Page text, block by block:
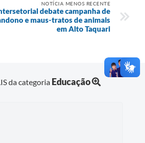
NOTÍCIA MENOS RECENTE
debate campanha de
e maus-tratos de animais
em Alto Taquari
da categoria Educação